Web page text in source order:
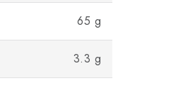
65 g
3.3 g